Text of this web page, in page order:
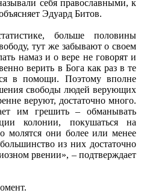
себя православными, к
Эдуард Битов.
больше половины
тут же забывают о своем
намаз и о вере не говорят и
верить в Бога как раз в те
в помощи. Поэтому вполне
свободы людей верующих
веруют, достаточно много.
им грешить – обманывать
колонии, покушаться на
молятся они более или менее
из них достаточно
рвении», – подтверждает